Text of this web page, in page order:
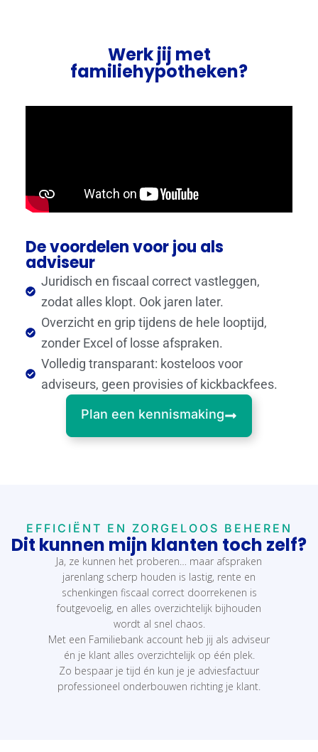
Werk jij met
familiehypotheken?
De voordelen voor jou als
adviseur
Juridisch en fiscaal correct vastleggen,
zodat alles klopt. Ook jaren later.
Overzicht en grip tijdens de hele looptijd,
zonder Excel of losse afspraken.
Volledig transparant: kosteloos voor
adviseurs, geen provisies of kickbackfees.
Plan een kennismaking
EFFICIËNT EN ZORGELOOS BEHEREN
Dit kunnen mijn klanten toch zelf?
Ja, ze kunnen het proberen… maar afspraken
jarenlang scherp houden is lastig, rente en
schenkingen fiscaal correct doorrekenen is
foutgevoelig, en alles overzichtelijk bijhouden
wordt al snel chaos.
Met een Familiebank account heb jij als adviseur
én je klant alles overzichtelijk op één plek.
Zo bespaar je tijd én kun je je adviesfactuur
professioneel onderbouwen richting je klant.